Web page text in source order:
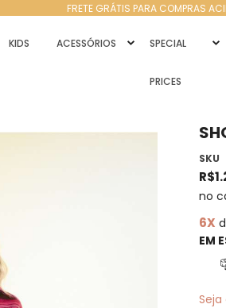
FRETE GRÁTIS PARA COMPRAS
KIDS ACESSÓRIOS SPECIAL
PRICES
SKU
no
6X
EM